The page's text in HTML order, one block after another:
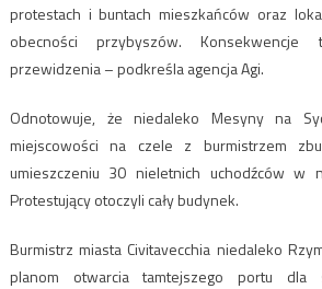
protestach i buntach mieszkańców oraz
obecności przybyszów.
przewidzenia – podkreśla agencja Agi.
Odnotowuje, że niedaleko Mesyny na
miejscowości na czele z burmistrzem
umieszczeniu 30 nieletnich uchodźców w
Protestujący otoczyli cały budynek.
Burmistrz miasta Civitavecchia niedaleko
planom otwarcia tamtejszego portu dla